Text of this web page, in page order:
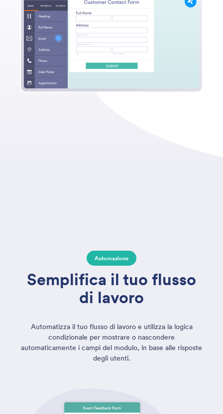
Automazione
Semplifica il tuo flusso
di lavoro
Automatizza il tuo flusso di lavoro e utilizza la logica
condizionale per mostrare o nascondere
automaticamente i campi del modulo, in base alle risposte
degli utenti.